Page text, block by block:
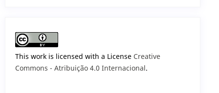
This work is licensed with a License Creative
Commons - Atribuição 4.0 Internacional.